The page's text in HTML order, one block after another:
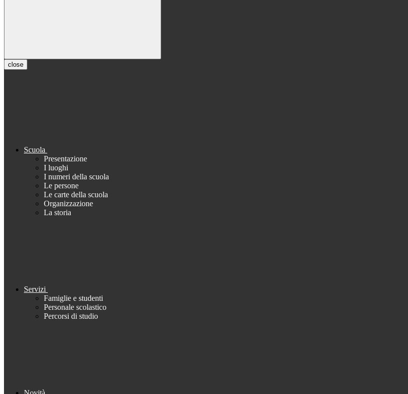
close
Scuola
Presentazione
I luoghi
I numeri della scuola
Le persone
Le carte della scuola
Organizzazione
La storia
Servizi
Famiglie e studenti
Personale scolastico
Percorsi di studio